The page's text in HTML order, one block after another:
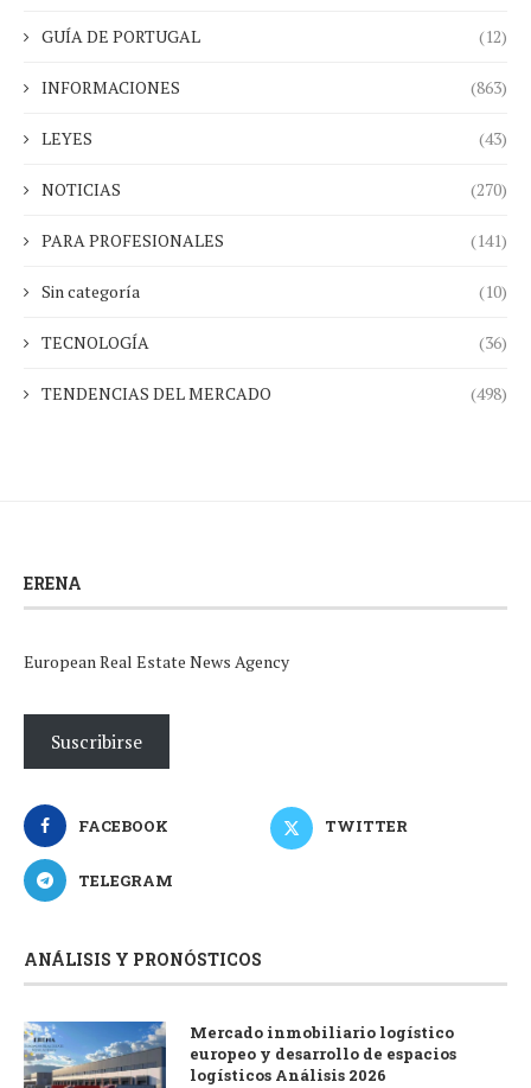
GUÍA DE PORTUGAL (12)
INFORMACIONES (863)
LEYES (43)
NOTICIAS (270)
PARA PROFESIONALES (141)
Sin categoría (10)
TECNOLOGÍA (36)
TENDENCIAS DEL MERCADO (498)
ERENA
European Real Estate News Agency
Suscribirse
FACEBOOK TWITTER
TELEGRAM
ANÁLISIS Y PRONÓSTICOS
Mercado inmobiliario logístico
europeo y desarrollo de espacios
logísticos Análisis 2026